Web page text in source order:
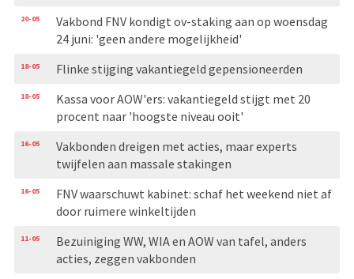
20-05
Vakbond FNV kondigt ov-staking aan op woensdag
24 juni: 'geen andere mogelijkheid'
18-05 Flinke stijging vakantiegeld gepensioneerden
18-05
Kassa voor AOW'ers: vakantiegeld stijgt met 20
procent naar 'hoogste niveau ooit'
16-05
Vakbonden dreigen met acties, maar experts
twijfelen aan massale stakingen
16-05
FNV waarschuwt kabinet: schaf het weekend niet af
door ruimere winkeltijden
11-05
Bezuiniging WW, WIA en AOW van tafel, anders
acties, zeggen vakbonden